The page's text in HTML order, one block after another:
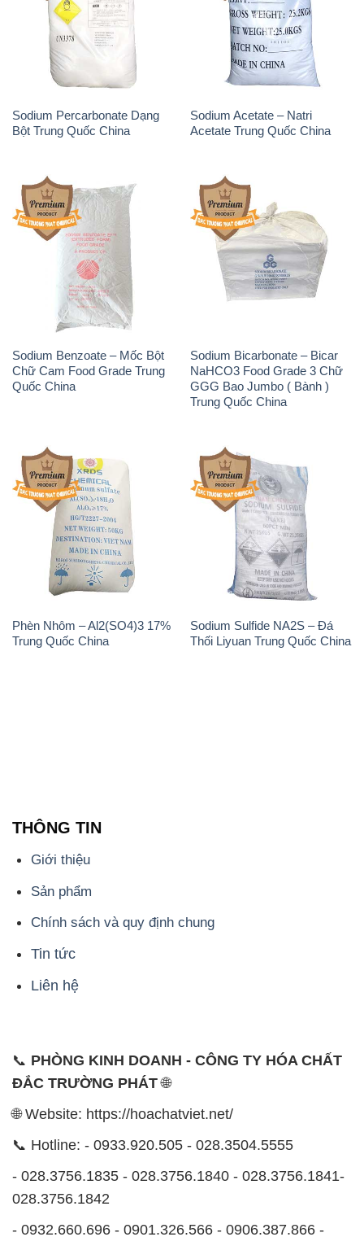
Sodium Percarbonate Dạng
Bột Trung Quốc China
Sodium Acetate – Natri
Acetate Trung Quốc China
Sodium Benzoate – Mốc Bột
Chữ Cam Food Grade Trung
Quốc China
Sodium Bicarbonate – Bicar
NaHCO3 Food Grade 3 Chữ
GGG Bao Jumbo ( Bành )
Trung Quốc China
Phèn Nhôm – Al2(SO4)3 17%
Trung Quốc China
Sodium Sulfide NA2S – Đá
Thối Liyuan Trung Quốc China
THÔNG TIN
Giới thiệu
Sản phẩm
Chính sách và quy định chung
Tin tức
Liên hệ
📞 PHÒNG KINH DOANH - CÔNG TY HÓA CHẤT
ĐẮC TRƯỜNG PHÁT🌐
🌐 Website: https://hoachatviet.net/
📞 Hotline: - 0933.920.505 - 028.3504.5555
- 028.3756.1835 - 028.3756.1840 - 028.3756.1841-
028.3756.1842
- 0932.660.696 - 0901.326.566 - 0906.387.866 -